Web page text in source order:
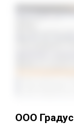
ООО Градус